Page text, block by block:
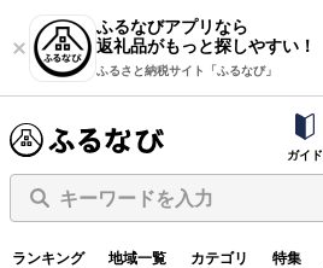
ふるなびアプリなら
返礼品がもっと探しやすい！
ふるさと納税サイト「ふるなび」
ガイド
キーワードを入力
ランキング 地域一覧 カテゴリ 特集